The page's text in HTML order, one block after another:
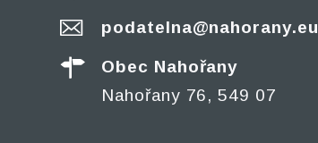
podatelna@nahorany.eu
Obec Nahořany
Nahořany 76, 549 07